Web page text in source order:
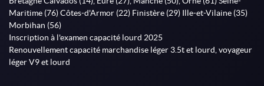
Maritime (76) Côtes-d'Armor (22) Finistère (29) Ille-et-Vilaine (35)
Morbihan (56)
Inscription à l'examen capacité lourd 2025
Renouvellement capacité marchandise léger 3.5t et lourd, voyageur
léger V9 et lourd